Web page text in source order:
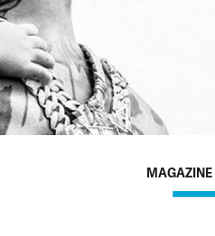
MAGAZINE